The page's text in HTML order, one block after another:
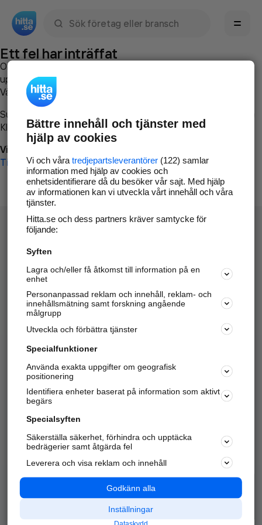
Ett fel har inträffat
Om du vill kan du
uppstod så att vi lättare och snabbare kan avhjälpa det.
Vänligen försök med följande:
Surfa till
Klicka påTillbaka-knappen i webbläsaren och försök igen
Vi beklagar besväret!
Till startsidan
Hitta.se - Gratis nummerupplysning.
Sök företag, personer och platser.
Hitta telefonnummer, adresser, företagsinfo mm.
Marknadsför företaget
Kom igång och annonsera mot
samarbetspartners nära dig.
Alla kategorier
Populära sökningar
API & Kartor
Annonsera
Integritet
Nödnummer
Bättre innehåll och tjänster med
hjälp av cookies
Vi och våra tredjepartsleverantörer(122) samlar
information med hjälp av cookies och
enhetsidentifierare då du besöker vår sajt. Med hjälp
av informationen kan vi utveckla vårt innehåll och våra
tjänster.
Hitta.se och dess partners kräver samtycke för
följande:
Syften
Lagra och/eller få åtkomst till information på en
enhet
Personanpassad reklam och innehåll, reklam- och
innehållsmätning samt forskning angående
målgrupp
Utveckla och förbättra tjänster
Specialfunktioner
Använda exakta uppgifter om geografisk
positionering
Identifiera enheter baserat på information som aktivt
begärs
Specialsyften
Säkerställa säkerhet, förhindra och upptäcka
bedrägerier samt åtgärda fel
Leverera och visa reklam och innehåll
Godkänn alla
Inställningar
Dataskydd